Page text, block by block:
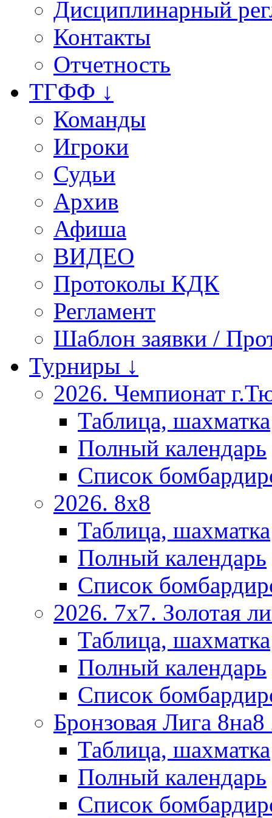
Дисциплинарный
Контакты
Отчетность
ТГФФ ↓
Команды
Игроки
Судьи
Архив
Афиша
ВИДЕО
Протоколы КДК
Регламент
Шаблон заявки /
Турниры ↓
2026. Чемпионат
Таблица, шахматка
Полный календарь
Список
2026. 8х8
Таблица, шахматка
Полный календарь
Список
2026. 7х7. Золотая
Таблица, шахматка
Полный календарь
Список
Бронзовая Лига
Таблица, шахматка
Полный календарь
Список